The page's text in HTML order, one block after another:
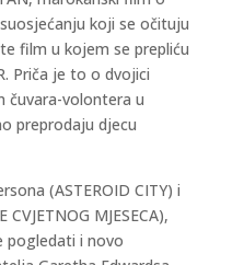
koji se očituju
film u kojem se prepliću
Priča je to o dvojici
čuvara-volontera u
preprodaju djecu
(ASTEROID CITY) i
MJESECA),
pogledati i novo